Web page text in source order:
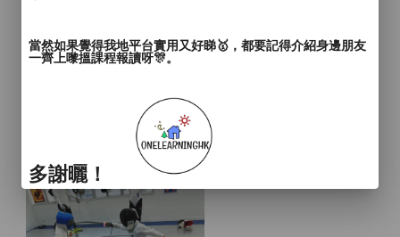
當然如果覺得我地平台實用又好睇🥇，都要記得介紹身邊朋友
一齊上嚟搵課程報讀呀🎊。
多謝曬！